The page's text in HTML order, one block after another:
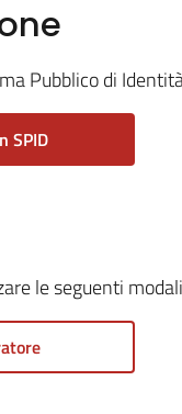
Pubblico di
SPID
le seguenti